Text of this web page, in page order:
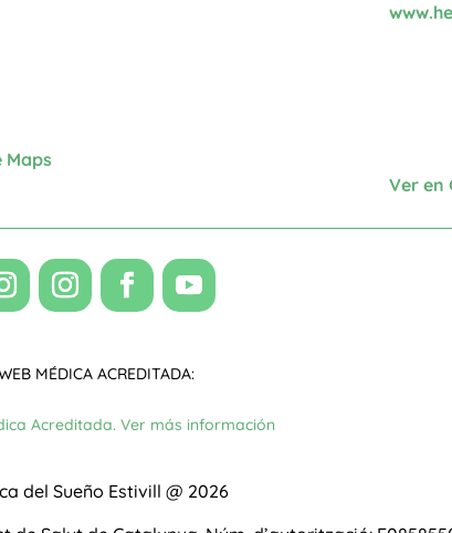
Maps
Ver en
MÉDICA ACREDITADA:
del Sueño Estivill @ 2026